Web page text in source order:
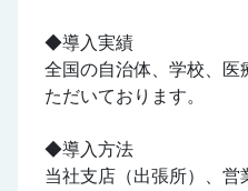
◆導入実績
全国の自治体、学校、医
ただいております。
◆導入方法
当社支店（出張所）、